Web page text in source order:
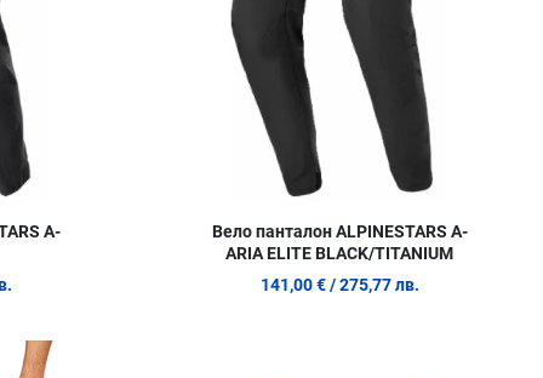
A-
Вело панталон ALPINESTARS A-
ARIA ELITE BLACK/TITANIUM
141,00 € / 275,77 лв.